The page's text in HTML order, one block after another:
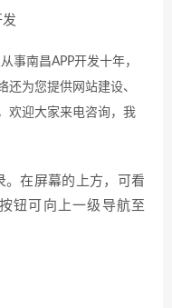
事南昌APP开发十年，
还为您提供网站建设、
欢迎大家来电咨询，我
在屏幕的上方，可看
钮可向上一级导航至